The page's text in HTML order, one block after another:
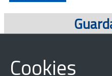
Cookies